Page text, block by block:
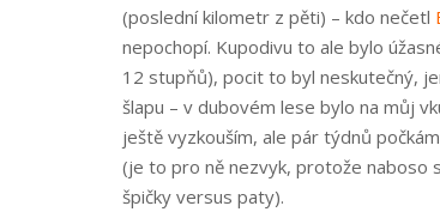
(poslední kilometr z pěti) – kdo nečetl
nepochopí. Kupodivu to ale bylo
12 stupňů), pocit to byl neskutečný,
šlapu – v dubovém lese bylo na můj
ještě vyzkouším, ale pár týdnů
(je to pro ně nezvyk, protože naboso
špičky versus paty).